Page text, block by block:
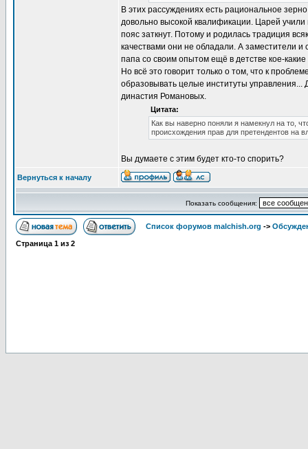
В этих рассуждениях есть рациональное
довольно высокой квалификации. Царей
пояс заткнут. Потому и родилась традиция
качествами они не обладали. А заместители
папа со своим опытом ещё в детстве кое-
Но всё это говорит только о том, что к
образовывать целые институты управления...
династия Романовых.
Цитата:
Как вы наверно поняли я намекнул на то,
происхождения прав для претендентов на
Вы думаете с этим будет кто-то спорить?
Вернуться к началу
Показать сообщения:
Список форумов malchish.org ->
Страница 1 из 2